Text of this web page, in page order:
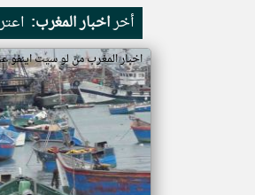
أخراخبار المغرب:
اخبار المغرب من لو سيت اينفو